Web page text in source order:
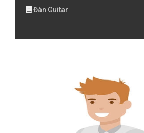
Đàn Guitar